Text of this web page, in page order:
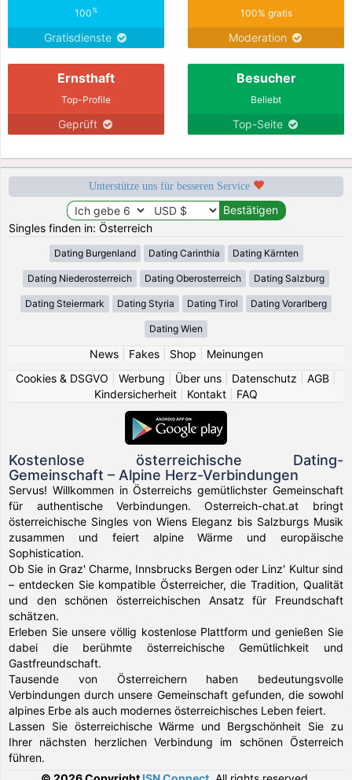
100%
Gratisdienste
100% gratis
Moderation
Ernsthaft
Top-Profile
Geprüft
Besucher
Beliebt
Top-Seite
Unterstütze uns für besseren Service
Singles finden in: Österreich
Dating Burgenland Dating Carinthia Dating Kärnten
Dating Niederosterreich Dating Oberosterreich Dating Salzburg
Dating Steiermark Dating Styria Dating Tirol Dating Vorarlberg
Dating Wien
News| Fakes| Shop
Meinungen
Cookies & DSGVO
Werbung Über uns Datenschutz AGB
Kindersicherheit
Kontakt FAQ
Kostenlose österreichische Dating-
Gemeinschaft – Alpine Herz-Verbindungen
Servus! Willkommen in Österreichs gemütlichster Gemeinschaft
für authentische Verbindungen. Osterreich-chat.at bringt
österreichische Singles von Wiens Eleganz bis Salzburgs Musik
zusammen und feiert alpine Wärme und europäische
Sophistication.
Ob Sie in Graz' Charme, Innsbrucks Bergen oder Linz' Kultur sind
– entdecken Sie kompatible Österreicher, die Tradition, Qualität
und den schönen österreichischen Ansatz für Freundschaft
schätzen.
Erleben Sie unsere völlig kostenlose Plattform und genießen Sie
dabei die berühmte österreichische Gemütlichkeit und
Gastfreundschaft.
Tausende von Österreichern haben bedeutungsvolle
Verbindungen durch unsere Gemeinschaft gefunden, die sowohl
alpines Erbe als auch modernes österreichisches Leben feiert.
Lassen Sie österreichische Wärme und Bergschönheit Sie zu
Ihrer nächsten herzlichen Verbindung im schönen Österreich
führen.